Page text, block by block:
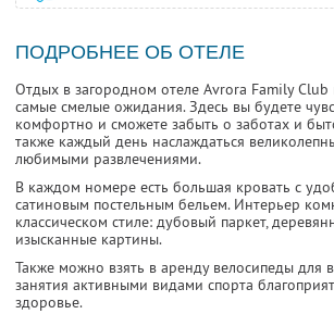
ПОДРОБНЕЕ ОБ ОТЕЛЕ
Отдых в загородном отеле Avrora Family Club
самые смелые ожидания. Здесь вы будете
комфортно и сможете забыть о заботах и
также каждый день наслаждаться
любимыми развлечениями.
В каждом номере есть большая кровать с
сатиновым постельным бельем. Интерьер
классическом стиле: дубовый паркет,
изысканные картины.
Также можно взять в аренду велосипеды для
занятия активными видами спорта
здоровье.